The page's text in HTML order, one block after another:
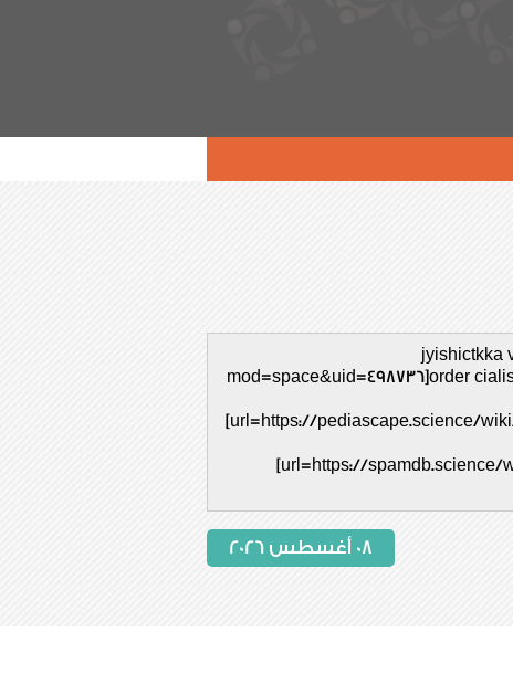
jyishictkka
mod=space&uid=498736]order
[url=https://pediascape.science/
[url=https://spamdb.science/
08 أغسطس 2026